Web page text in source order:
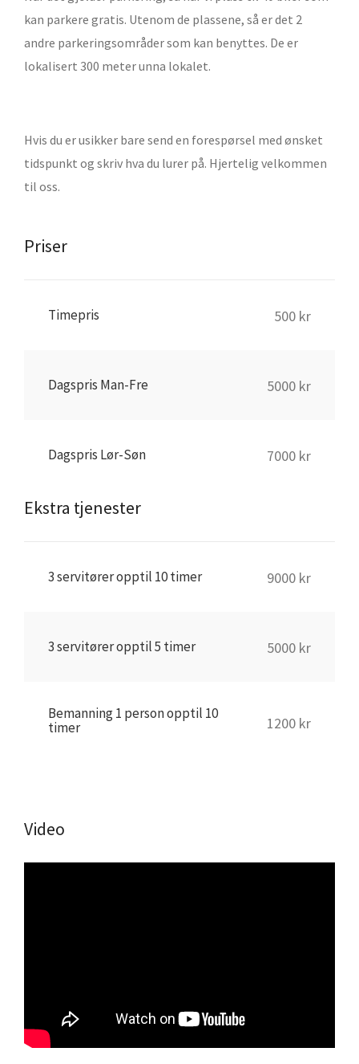
kan parkere gratis. Utenom de plassene, så er det 2
andre parkeringsområder som kan benyttes. De er
lokalisert 300 meter unna lokalet.
Hvis du er usikker bare send en forespørsel med ønsket
tidspunkt og skriv hva du lurer på. Hjertelig velkommen
til oss.
Priser
Timepris 500 kr
Dagspris Man-Fre 5000 kr
Dagspris Lør-Søn 7000 kr
Ekstra tjenester
3 servitører opptil 10 timer 9000 kr
3 servitører opptil 5 timer 5000 kr
Bemanning 1 person opptil 10
timer
1200 kr
Video